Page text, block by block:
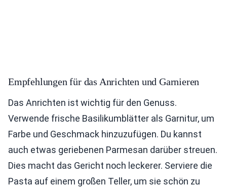
Empfehlungen für das Anrichten und Garnieren
Das Anrichten ist wichtig für den Genuss.
Verwende frische Basilikumblätter als Garnitur, um
Farbe und Geschmack hinzuzufügen. Du kannst
auch etwas geriebenen Parmesan darüber streuen.
Dies macht das Gericht noch leckerer. Serviere die
Pasta auf einem großen Teller, um sie schön zu